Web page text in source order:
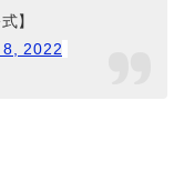
】
2022